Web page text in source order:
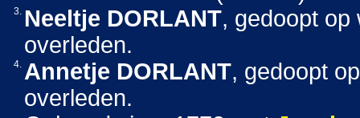
3. Neeltje DORLANT, gedoopt op
overleden.
4. Annetje DORLANT, gedoopt
overleden.